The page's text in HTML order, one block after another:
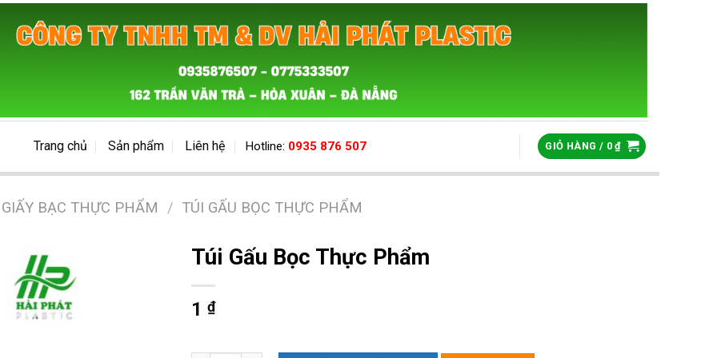
Trang chủ Sản phẩm Liên hệ Hotline: 0935 876 507 GIỎ HÀNG / 0₫
BẠC THỰC PHẨM / TÚI GẤU BỌC THỰC PHẨM
Túi Gấu Bọc Thực Phẩm
1 ₫